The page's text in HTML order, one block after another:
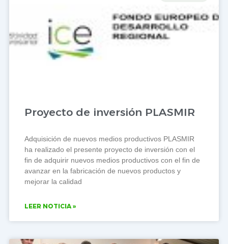
Proyecto de inversión PLASMIR
Adquisición de nuevos medios productivos PLASMIR
ha realizado el presente proyecto de inversión con el
fin de adquirir nuevos medios productivos con el fin de
avanzar en la fabricación de nuevos productos y
mejorar la calidad
LEER NOTICIA »